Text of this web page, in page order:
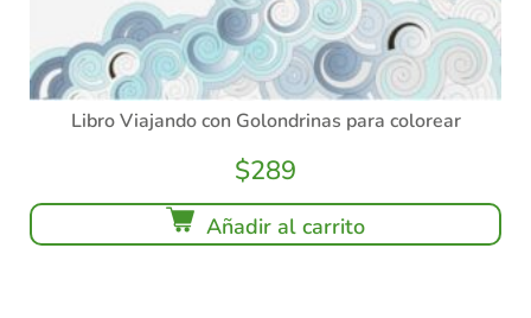
Libro Viajando con Golondrinas para colorear
$289
Añadir al carrito